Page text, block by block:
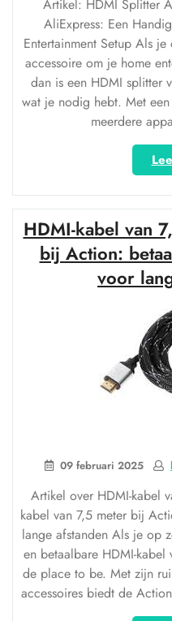
Artikel: HDMI Splitter
AliExpress: Een
Entertainment Setup Als
accessoire om je home
dan is een HDMI splitter
wat je nodig hebt. Met
meerdere
HDMI-kabel van
bij Action:
voor
09 februari 2025
Artikel over HDMI-kabel
kabel van 7,5 meter bij
lange afstanden Als je op
en betaalbare HDMI-
de place to be. Met zijn
accessoires biedt de